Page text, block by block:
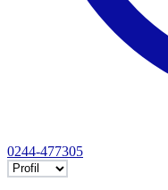
0244-477305
Selectează tab